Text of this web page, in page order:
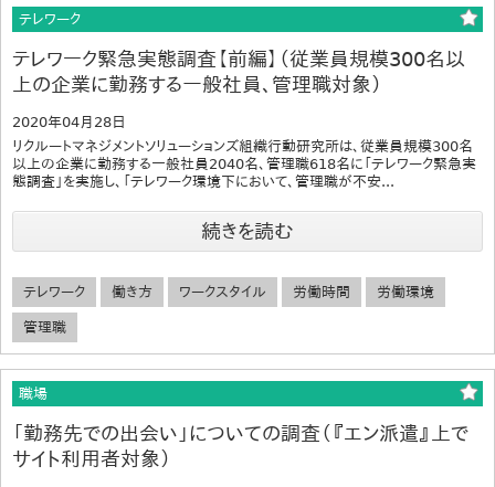
テレワーク
テレワーク緊急実態調査【前編】（従業員規模300名以
上の企業に勤務する一般社員、管理職対象）
2020年04月28日
リクルートマネジメントソリューションズ組織行動研究所は、従業員規模300名
以上の企業に勤務する一般社員2040名、管理職618名に「テレワーク緊急実
態調査」を実施し、「テレワーク環境下において、管理職が不安...
続きを読む
テレワーク 働き方 ワークスタイル 労働時間 労働環境
管理職
職場
「勤務先での出会い」についての調査（『エン派遣』上で
サイト利用者対象）